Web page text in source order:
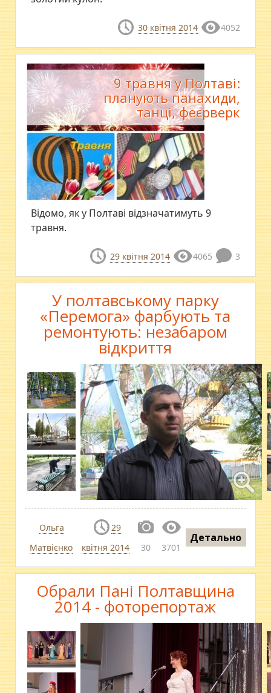
30 квітня 2014 4052
9 травня у Полтаві:
планують панахиди,
танці, феєрверк
Відомо, як у Полтаві відзначатимуть 9
травня.
29 квітня 2014 4065 3
У полтавському парку
«Перемога» фарбують та
ремонтують: незабаром
відкриття
Ольга
Матвієнко
29
квітня 2014
30 3701
Детально
Обрали Пані Полтавщина
2014 - фоторепортаж